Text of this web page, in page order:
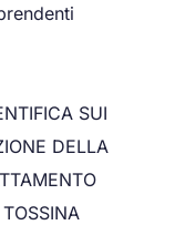
SUI
DELLA